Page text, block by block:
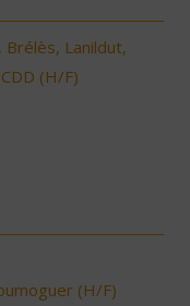
Brélès, Lanildut,
(H/F)
(H/F)